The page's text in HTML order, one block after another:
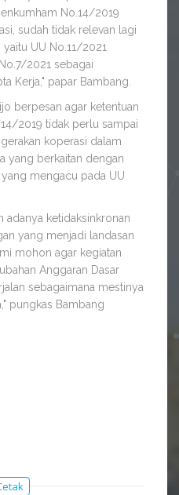
No.14/2019
sudah tidak relevan lagi
UU No.11/2021
2021 sebagai
Kerja," papar Bambang.
berpesan agar ketentuan
2019 tidak perlu sampai
koperasi dalam
yang berkaitan dengan
mengacu pada UU
adanya ketidaksinkronan
yang menjadi landasan
mohon agar kegiatan
Anggaran Dasar
sebagaimana mestinya
pungkas Bambang